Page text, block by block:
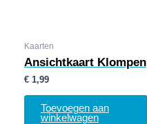
Kaarten
Ansichtkaart Klompen
€ 1,99
Toevoegen aan
winkelwagen